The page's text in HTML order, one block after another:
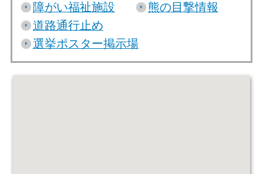
障がい福祉施設
熊の目撃情報
道路通行止め
選挙ポスター掲示場